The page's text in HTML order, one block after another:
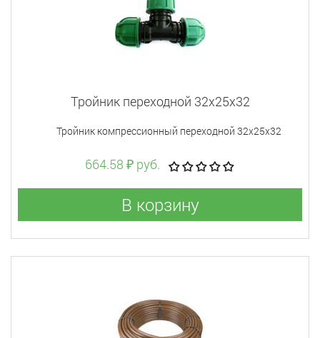
Тройник переходной 32x25x32
Тройник компрессионный переходной 32x25x32
664.58 ₽ руб.
В корзину